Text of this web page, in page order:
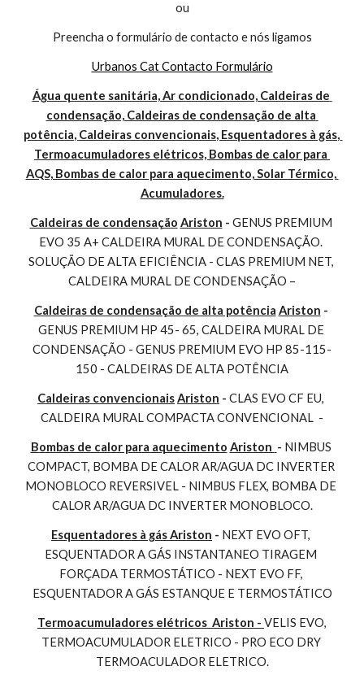
ou
Preencha o formulário de contacto e nós ligamos
Urbanos Cat Contacto Formulário
Água quente sanitária, Ar condicionado, Caldeiras de
condensação, Caldeiras de condensação de alta
potência, Caldeiras convencionais, Esquentadores à gás,
Termoacumuladores elétricos, Bombas de calor para
AQS, Bombas de calor para aquecimento, Solar Térmico,
Acumuladores.
Caldeiras de condensação Ariston - GENUS PREMIUM
EVO 35 A+ CALDEIRA MURAL DE CONDENSAÇÃO.
SOLUÇÃO DE ALTA EFICIÊNCIA - CLAS PREMIUM NET,
CALDEIRA MURAL DE CONDENSAÇÃO –
Caldeiras de condensação de alta potência Ariston
GENUS PREMIUM HP 45- 65, CALDEIRA MURAL DE
CONDENSAÇÃO - GENUS PREMIUM EVO HP 85-115-
150 - CALDEIRAS DE ALTA POTÊNCIA
Caldeiras convencionaisAriston - CLAS EVO CF EU,
CALDEIRA MURAL COMPACTA CONVENCIONAL  -
Bombas de calor para aquecimento Ariston - NIMBUS
COMPACT, BOMBA DE CALOR AR/AGUA DC INVERTER
MONOBLOCO REVERSIVEL - NIMBUS FLEX, BOMBA DE
CALOR AR/AGUA DC INVERTER MONOBLOCO.
Esquentadores à gás Ariston - NEXT EVO OFT,
ESQUENTADOR A GÁS INSTANTANEO TIRAGEM
FORÇADA TERMOSTÁTICO - NEXT EVO FF,
ESQUENTADOR A GÁS ESTANQUE E TERMOSTÁTICO
Termoacumuladores elétricos  Ariston - VELIS EVO,
TERMOACUMULADOR ELETRICO - PRO ECO DRY
TERMOACULADOR ELETRICO.